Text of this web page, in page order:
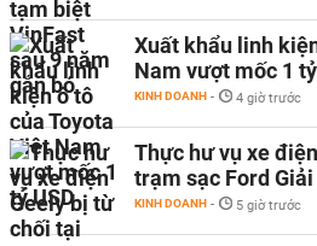
Xuất khẩu linh
Nam vượt mốc 1
KINH DOANH - 4 giờ trước
Thực hư vụ xe
trạm sạc Ford
KINH DOANH - 5 giờ trước